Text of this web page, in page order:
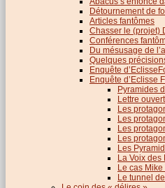
Détournement de
Articles fantômes
Chasser le (projet)
Conférences
Du mésusage de
Quelques
Enquête
Enquête d’Eclisse
Pyramides
Lettre
Les
Les
Les
Les
Les
La Voix des
Le cas Mike
Le tunnel